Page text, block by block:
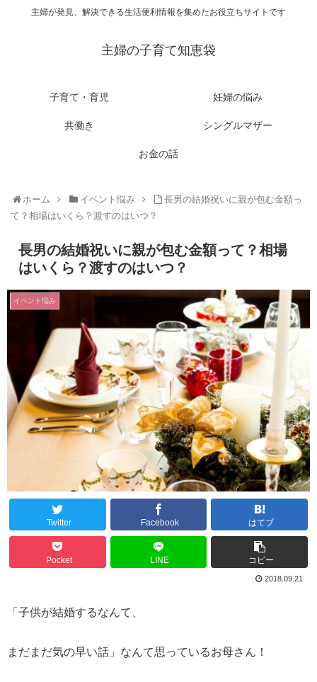
主婦が発見、解決できる生活便利情報を集めたお役立ちサイトです
主婦の子育て知恵袋
子育て・育児 妊婦の悩み
共働き シングルマザー
お金の話
ホーム イベント悩み
長男の結婚祝いに親が包む金額っ
て？相場はいくら？渡すのはいつ？
長男の結婚祝いに親が包む金額って？相場
はいくら？渡すのはいつ？
イベント悩み
Twitter Facebook はてブ
Pocket LINE コピー
2018.09.21
「子供が結婚するなんて、
まだまだ気の早い話」なんて思っているお母さん！